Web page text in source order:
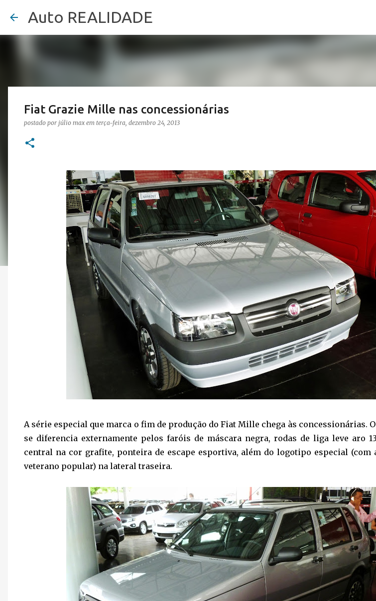
Auto REALIDADE
Fiat Grazie Mille nas concessionárias
postado por júlio max em terça-feira, dezembro 24, 2013
A série especial que marca o fim de produção do Fiat Mille chega às concessionárias.
se diferencia externamente pelos faróis de máscara negra, rodas de liga leve aro
central na cor grafite, ponteira de escape esportiva, além do logotipo especial (com
veterano popular) na lateral traseira.